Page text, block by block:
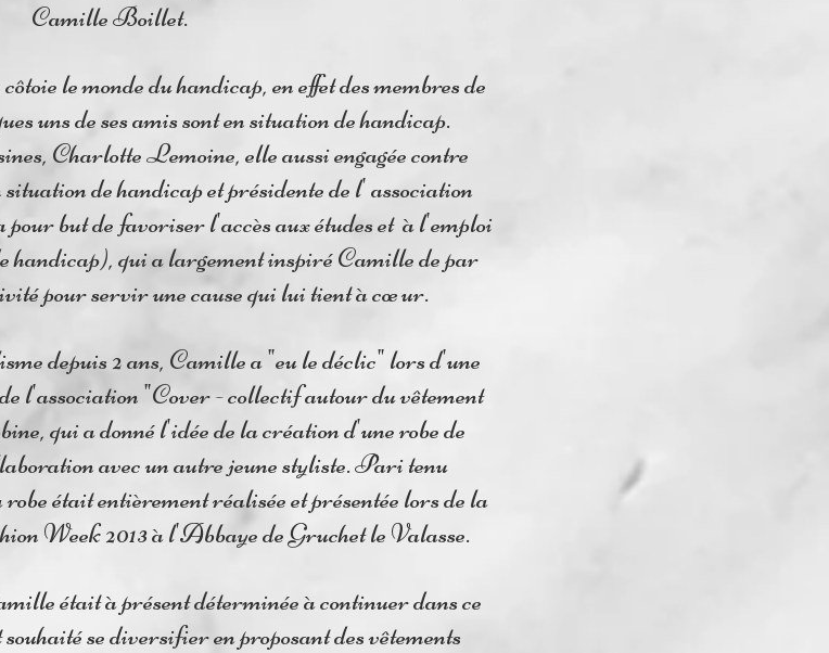
Camille Boillet.
le monde du handicap, en effet des membres de
uns de ses amis sont en situation de handicap.
Charlotte Lemoine, elle aussi engagée contre
de handicap et présidente de l' association
but de favoriser l'accès aux études et à l'emploi
handicap), qui a largement inspiré Camille de par
pour servir une cause qui lui tient à cœur.
depuis 2 ans, Camille a "eu le déclic" lors d'une
l'association "Cover - collectif autour du vêtement
qui a donné l'idée de la création d'une robe de
avec un autre jeune styliste. Pari tenu
était entièrement réalisée et présentée lors de la
Week 2013 à l'Abbaye de Gruchet le Valasse.
était à présent déterminée à continuer dans ce
se diversifier en proposant des vêtements